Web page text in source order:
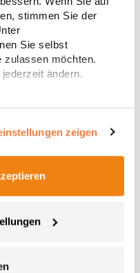
stimmen Sie der
Sie selbst
möchten.
ändern.
zeigen
Zeiss-Straße 5 70736
info@korntex.com
9,15 € *
*
X Classic Bänderset
Öse Im Rücken